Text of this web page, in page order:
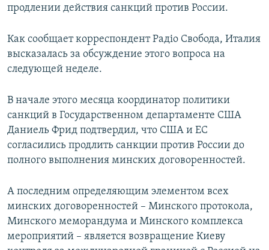
продлении действия санкций против России.
Как сообщает корреспондент Радіо Свобода, Италия
высказалась за обсуждение этого вопроса на
следующей неделе.
В начале этого месяца координатор политики
санкций в Государственном департаменте США
Даниель Фрид подтвердил, что США и ЕС
согласились продлить санкции против России до
полного выполнения минских договоренностей.
А последним определяющим элементом всех
минских договоренностей – Минского протокола,
Минского меморандума и Минского комплекса
мероприятий – является возвращение Киеву